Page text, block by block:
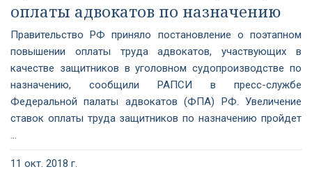
оплаты адвокатов по назначению
Правительство РФ приняло постановление о поэтапном
повышении оплаты труда адвокатов, участвующих в
качестве защитников в уголовном судопроизводстве по
назначению, сообщили РАПСИ в пресс-службе
Федеральной палаты адвокатов (ФПА) РФ. Увеличение
ставок оплаты труда защитников по назначению пройдет
...
11 окт. 2018 г.